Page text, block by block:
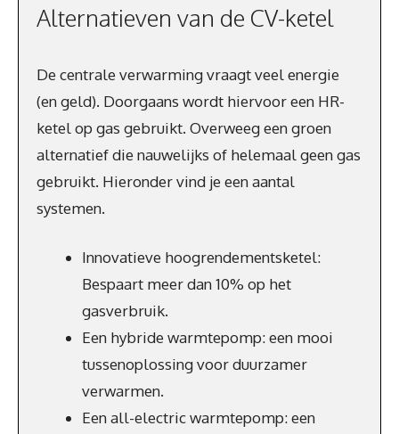
Alternatieven van de CV-ketel
De centrale verwarming vraagt veel energie
(en geld). Doorgaans wordt hiervoor een HR-
ketel op gas gebruikt. Overweeg een groen
alternatief die nauwelijks of helemaal geen gas
gebruikt. Hieronder vind je een aantal
systemen.
Innovatieve hoogrendementsketel:
Bespaart meer dan 10% op het
gasverbruik.
Een hybride warmtepomp: een mooi
tussenoplossing voor duurzamer
verwarmen.
Een all-electric warmtepomp: een